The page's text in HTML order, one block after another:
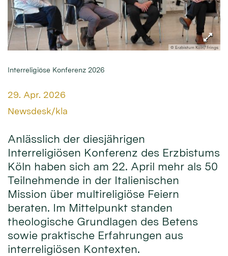
© Erzbistum Köln/ Frings
Interreligiöse Konferenz 2026
Datum:
29. Apr. 2026
Von:
Newsdesk/kla
Anlässlich der diesjährigen
Interreligiösen Konferenz des Erzbistums
Köln haben sich am 22. April mehr als 50
Teilnehmende in der Italienischen
Mission über multireligiöse Feiern
beraten. Im Mittelpunkt standen
theologische Grundlagen des Betens
sowie praktische Erfahrungen aus
interreligiösen Kontexten.